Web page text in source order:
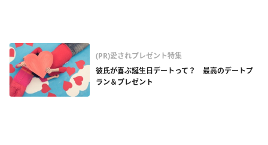
(PR)愛されプレゼント特集
彼氏が喜ぶ誕生日デートって？ 最高のデートプ
ラン＆プレゼント